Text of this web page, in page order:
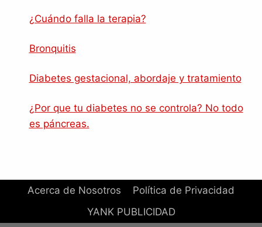
¿Cuándo falla la terapia?
Bronquitis
Diabetes gestacional, abordaje y tratamiento
¿Por que tu diabetes no se controla? No todo
es páncreas.
Acerca de Nosotros
Política de Privacidad
YANK PUBLICIDAD